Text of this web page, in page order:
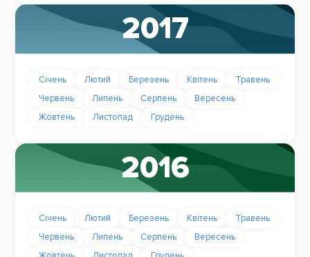
2017
Січень Лютий Березень Квітень
Травень
Червень
Липень Серпень
Вересень
Жовтень
Листопад Грудень
2016
Січень Лютий Березень Квітень
Травень
Червень
Липень Серпень
Вересень